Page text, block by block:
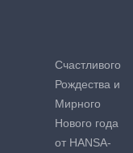
Счастливого
Рождества и
Мирного
Нового года
от HANSA-